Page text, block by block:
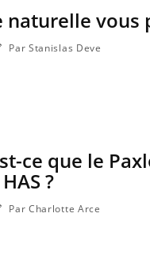
naturelle vous
Par Stanislas Deve
ce que le
?
Par Charlotte Arce